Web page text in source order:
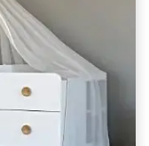
Firmaları